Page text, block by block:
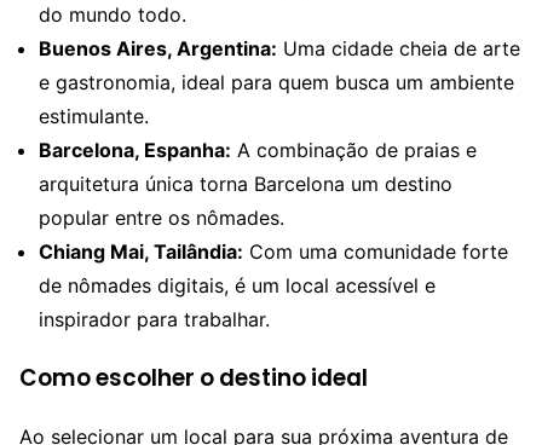
do mundo todo.
Buenos Aires, Argentina: Uma cidade cheia de arte
e gastronomia, ideal para quem busca um ambiente
estimulante.
Barcelona, Espanha: A combinação de praias e
arquitetura única torna Barcelona um destino
popular entre os nômades.
Chiang Mai, Tailândia: Com uma comunidade forte
de nômades digitais, é um local acessível e
inspirador para trabalhar.
Como escolher o destino ideal
Ao selecionar um local para sua próxima aventura de